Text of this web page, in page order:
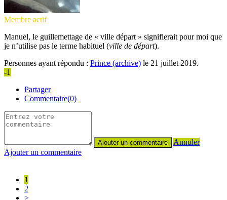
Membre actif
Manuel, le guillemettage de « ville départ » signifierait pour moi que
je n’utilise pas le terme habituel (ville de départ).
Personnes ayant répondu : Prince (archive) le 21 juillet 2019.
-1
Partager
Commentaire(0)
Annuler
Ajouter un commentaire
1
2
>